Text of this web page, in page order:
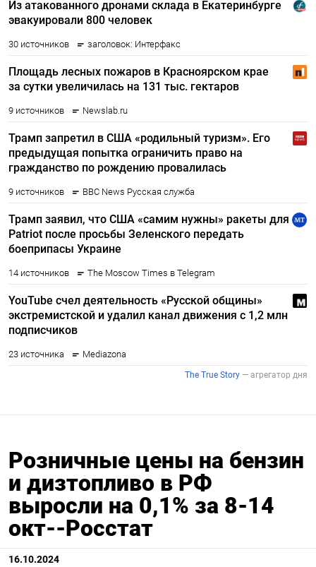
Розничные цены на бензин
и дизтопливо в РФ
выросли на 0,1% за 8-14
окт--Росстат
16.10.2024